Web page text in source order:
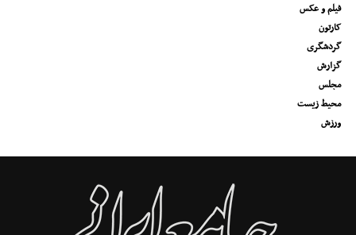
فیلم و عکس
کارتون
گردشگری
گزارش
مجلس
محیط زیست
ورزش